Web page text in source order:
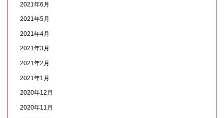
2021年6月
2021年5月
2021年4月
2021年3月
2021年2月
2021年1月
2020年12月
2020年11月